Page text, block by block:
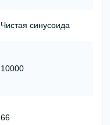
Чистая синусоида
10000
66